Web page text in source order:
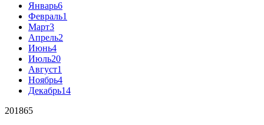
Январь6
Февраль1
Март3
Апрель2
Июнь4
Июль20
Август1
Ноябрь4
Декабрь14
201865